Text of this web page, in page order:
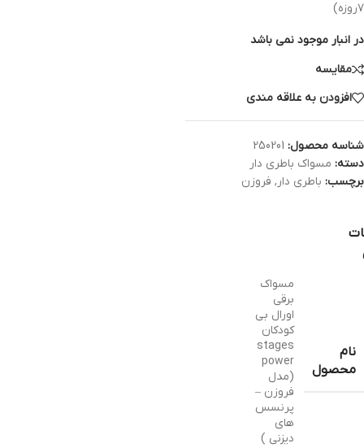
۷روزه)
در انبار موجود نمی باشد
مقایسه
افزودن به علاقه مندی
شناسه محصول: 250201
دسته: مسواک باطری دار
برچسب: باطری دار, فروزن
نام
محصول
مسواک
برقی
اورال بی
کودکان
stages
power
(مدل
فروزن –
پرنسس
های
دیزنی )